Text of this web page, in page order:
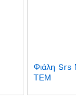
Φιάλη Srs
ΤΕΜ